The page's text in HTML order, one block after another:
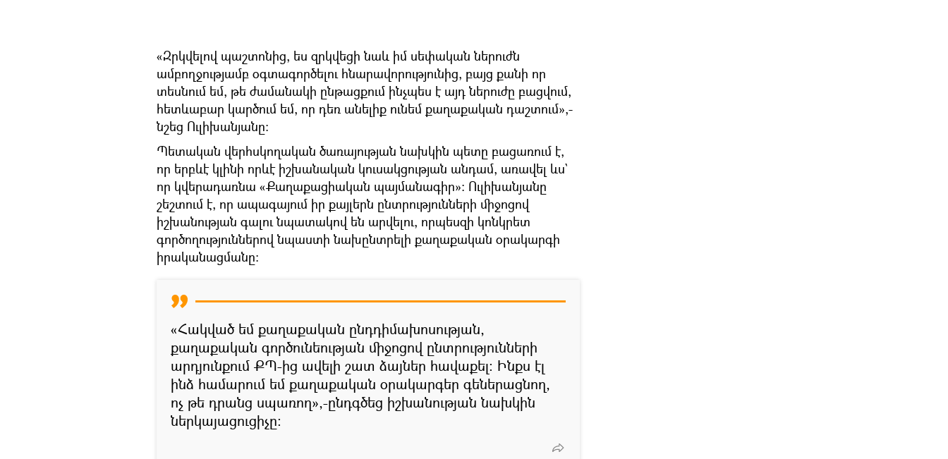
«Զրկվելով պաշտոնից, ես զրկվեցի նաև իմ սեփական ներուժն
ամբողջությամբ օգտագործելու հնարավորությունից, բայց քանի որ
տեսնում եմ, թե ժամանակի ընթացքում ինչպես է այդ ներուժը բացվում,
հետևաբար կարծում եմ, որ դեռ անելիք ունեմ քաղաքական դաշտում»,-
նշեց Ուլիխանյանը։
Պետական վերհսկողական ծառայության նախկին պետը բացառում է,
որ երբևէ կլինի որևէ իշխանական կուսակցության անդամ, առավել ևս`
որ կվերադառնա «Քաղաքացիական պայմանագիր»։ Ուլիխանյանը
շեշտում է, որ ապագայում իր քայլերն ընտրությունների միջոցով
իշխանության գալու նպատակով են արվելու, որպեսզի կոնկրետ
գործողություններով նպաստի նախընտրելի քաղաքական օրակարգի
իրականացմանը։
«Հակված եմ քաղաքական ընդդիմախոսության,
քաղաքական գործունեության միջոցով ընտրությունների
արդյունքում ՔՊ-ից ավելի շատ ձայներ հավաքել։ Ինքս էլ
ինձ համարում եմ քաղաքական օրակարգեր գեներացնող,
ոչ թե դրանց սպառող»,-ընդգծեց իշխանության նախկին
ներկայացուցիչը։